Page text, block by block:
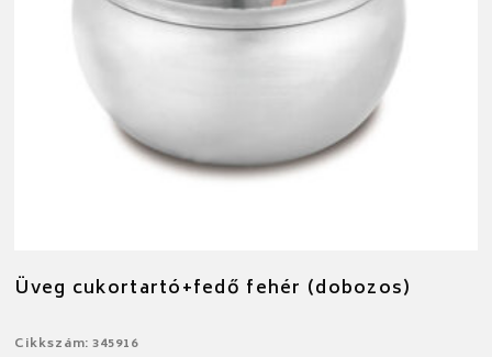
Üveg cukortartó+fedő fehér (dobozos)
Cikkszám: 345916